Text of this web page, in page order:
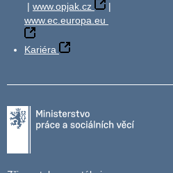
| www.opjak.cz
|
www.ec.europa.eu
Kariéra